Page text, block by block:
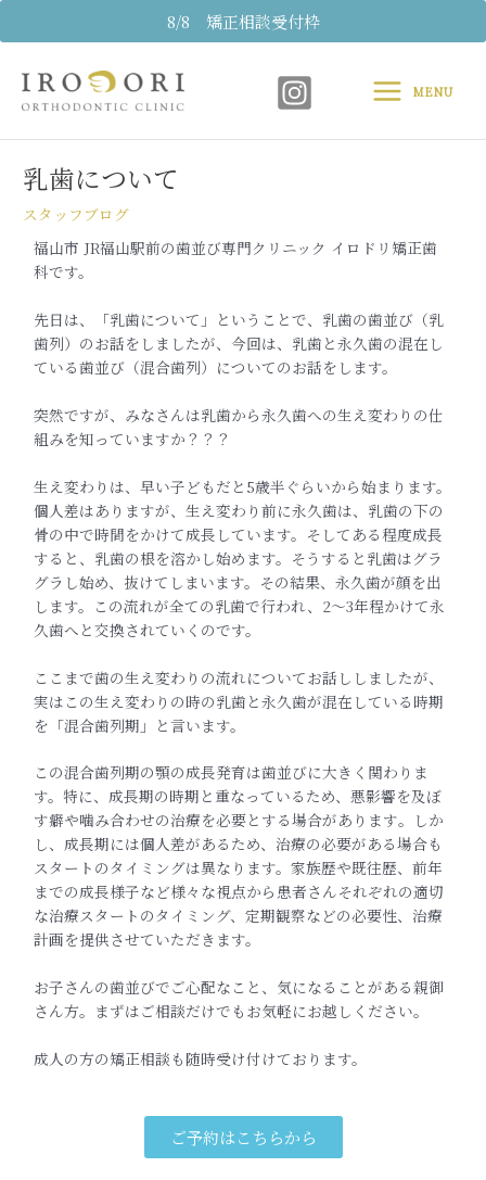
8/8 矯正相談受付枠
容
MenuMENU
乳歯について
スタッフブログ
福山市 JR福山駅前の歯並び専門クリニック イロドリ矯正歯
科です。
先日は、「乳歯について」ということで、乳歯の歯並び（乳
歯列） のお話をしましたが、今回は、 乳歯と永久歯の混在し
ている歯並び（混合歯列） についてのお話をします。
突然ですが、 みなさんは乳歯から永久歯への生え変わりの仕
組みを知っていますか？？？
生え変わりは、早い子どもだと5歳半ぐらいから始まります。
個人差はありますが、生え変わり前に永久歯は、 乳歯の下の
骨の中で時間をかけて成長しています。 そしてある程度成長
すると、乳歯の根を溶かし始めます。 そうすると乳歯はグラ
グラし始め、抜けてしまいます。その結果、永久歯が顔を出
します。この流れが全ての乳歯で行われ、2〜3年程かけて永
久歯へと交換されていくのです。
ここまで歯の生え変わりの流れについてお話ししましたが、
実はこの生え変わりの時の乳歯と永久歯が混在している時期
を「混合歯列期」と言います。
この混合歯列期の顎の成長発育は歯並びに大きく関わりま
す。 特に、成長期の時期と重なっているため、悪影響を及ぼ
す癖や噛み合わせの治療を必要とする場合があります。しか
し、成長期には個人差があるため、 治療の必要がある場合も
スタートのタイミングは異なります。家族歴や既往歴、前年
までの成長様子など様々な視点から患者さんそれぞれの適切
な治療スタートのタイミング、定期観察などの必要性、 治療
計画を提供させていただきます。
お子さんの歯並びでご心配なこと、 気になることがある親御
さん方。 まずはご相談だけでもお気軽にお越しください。
成人の方の矯正相談も随時受け付けております。
ご予約はこちらから